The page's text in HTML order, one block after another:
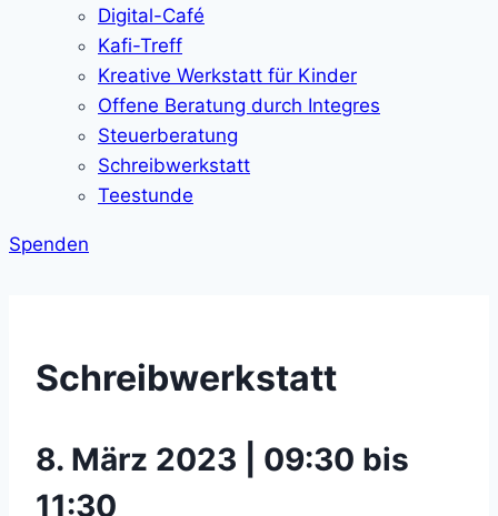
Digital-Café
Kafi-Treff
Kreative Werkstatt für Kinder
Offene Beratung durch Integres
Steuerberatung
Schreibwerkstatt
Teestunde
Spenden
Schreibwerkstatt
8. März 2023 | 09:30 bis
11:30